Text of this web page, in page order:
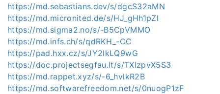
https://md.sebastians.dev/s/dgcS32aMN
https://md.micronited.de/s/HJ_gHh1pZl
https://md.sigma2.no/s/-B5CpVMMO
https://md.infs.ch/s/qdRKH_-CC
https://pad.hxx.cz/s/JY2lkLQ9wG
https://doc.projectsegfau.lt/s/TXIzpvX5S3
https://md.rappet.xyz/s/-6_hvlkR2B
https://md.softwarefreedom.net/s/0nuogP1zF